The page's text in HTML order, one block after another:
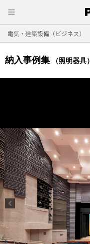
電気・建築設備（ビジネス）
納入事例集 （照明器具）